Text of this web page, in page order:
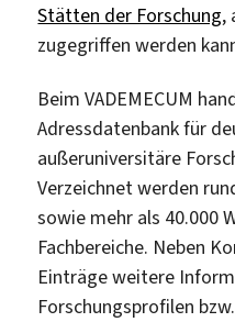
Stätten der Forschung,
zugegriffen werden
Beim VADEMECUM
Adressdatenbank für
außeruniversitäre
Verzeichnet werden
sowie mehr als 40.000
Fachbereiche. Neben
Einträge weitere
Forschungsprofilen